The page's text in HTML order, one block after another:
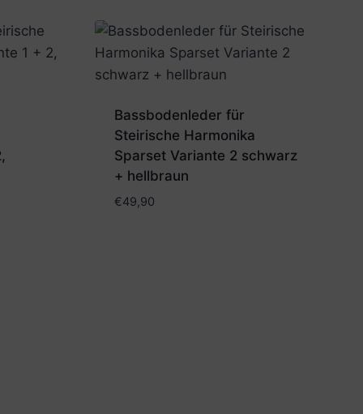
Bassbodenleder für
Steirische Harmonika
Sparset Variante 2 schwarz
+ hellbraun
€49,90